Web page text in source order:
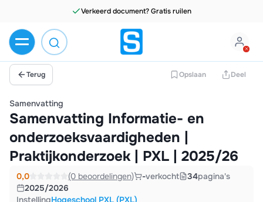
Terug Opslaan Deel
Samenvatting
Samenvatting Informatie- en
onderzoeksvaardigheden |
Praktijkonderzoek | PXL | 2025/26
0,0 (0 beoordelingen) -verkocht 34pagina's
2025/2026
InstellingHogeschool PXL (PXL)